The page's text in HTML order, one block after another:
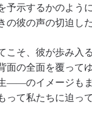
予示するかのよう
の彼の声の切迫
こそ、彼が歩み入
面の全面を覆って
のイメージもま
って私たちに迫っ